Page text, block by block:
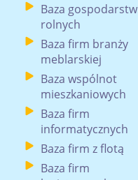
Baza gospodarstw
rolnych
Baza firm branży
meblarskiej
Baza wspólnot
mieszkaniowych
Baza firm
informatycznych
Baza firm z flotą
Baza firm